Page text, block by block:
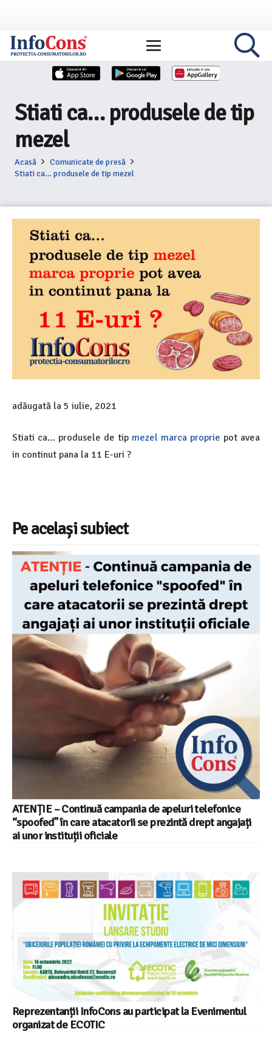
Stiati ca… produsele de tip
mezel
Acasă
Comunicate de presă
Stiati ca… produsele de tip mezel
adăugată la 5 iulie, 2021
Stiati ca… produsele de tip mezel marca proprie pot avea
in continut pana la 11 E-uri ?
Pe același subiect
ATENȚIE – Continuă campania de apeluri telefonice
“spoofed” în care atacatorii se prezintă drept angajați
ai unor instituții oficiale
Reprezentanții InfoCons au participat la Evenimentul
organizat de ECOTIC